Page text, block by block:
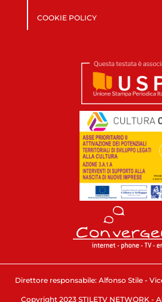
COOKIE POLICY
Direttore responsabile: Alfonso Stile -
Copyright 2023 STILETV NETWORK -